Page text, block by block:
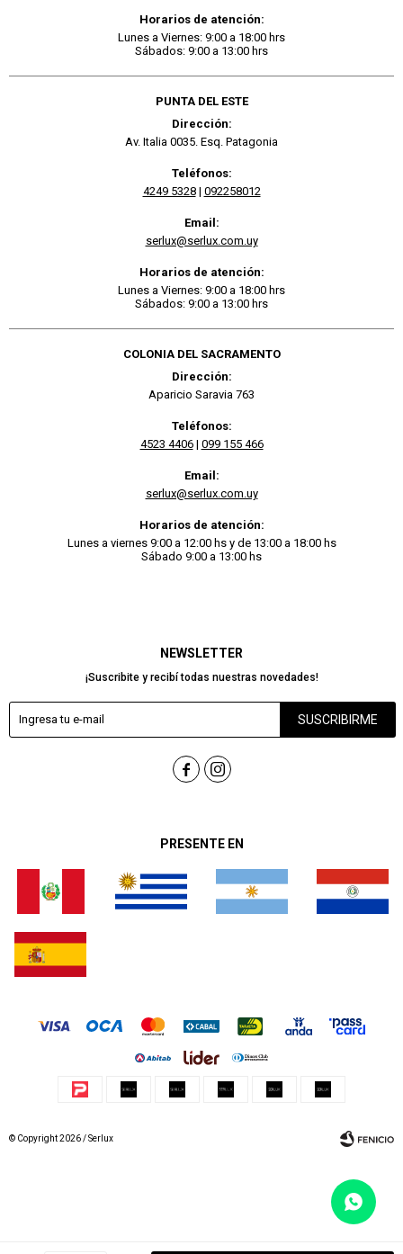
PRESENTE EN
NEWSLETTER
¡Suscribite y recibí todas nuestras novedades!
SUSCRIBIRME
 
Horarios de atención:
Lunes a Viernes: 9:00 a 18:00 hrs
Sábados: 9:00 a 13:00 hrs
PUNTA DEL ESTE
Dirección:
Av. Italia 0035. Esq. Patagonia
Teléfonos:
4249 5328| 092258012
Email:
serlux@serlux.com.uy
Horarios de atención:
Lunes a Viernes: 9:00 a 18:00 hrs
Sábados: 9:00 a 13:00 hrs
COLONIA DEL SACRAMENTO
Dirección:
Aparicio Saravia 763
Teléfonos:
4523 4406| 099 155 466
Email:
serlux@serlux.com.uy
Horarios de atención:
Lunes a viernes 9:00 a 12:00 hs y de 13:00 a 18:00 hs
Sábado 9:00 a 13:00 hs
© Copyright 2026 / Serlux